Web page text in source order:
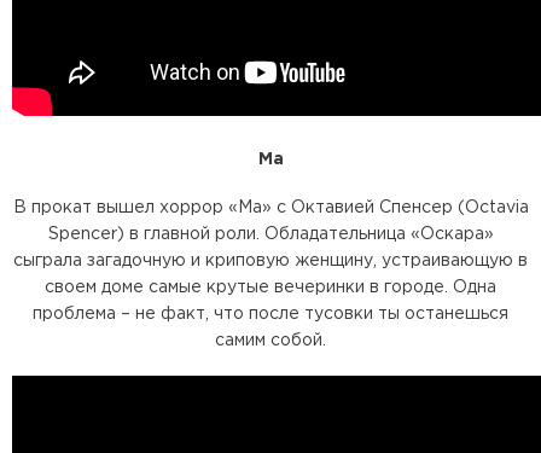
Ма
В прокат вышел хоррор «Ма» с Октавией Спенсер (Octavia
Spencer) в главной роли. Обладательница «Оскара»
сыграла загадочную и криповую женщину, устраивающую в
своем доме самые крутые вечеринки в городе. Одна
проблема – не факт, что после тусовки ты останешься
самим собой.